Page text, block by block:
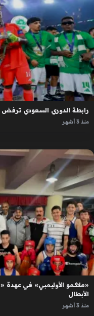
رابطة الدوري السعودي ترفض
منذ 3 أشهر
«ملاكمو الأوليمبي» في عهدة
الأبطال
منذ 3 أشهر